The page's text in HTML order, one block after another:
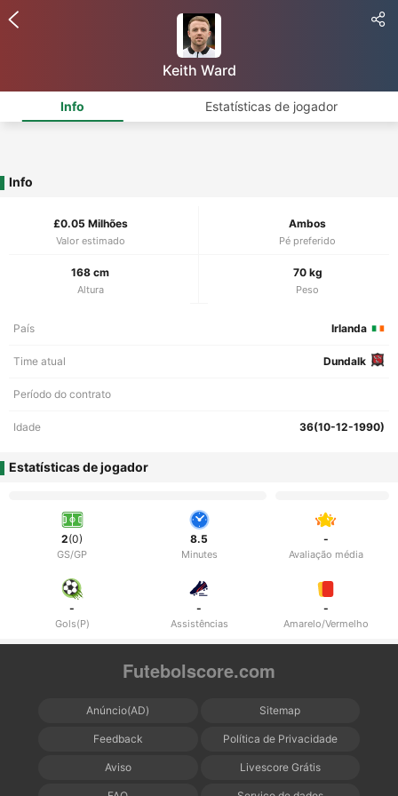
Keith Ward
Info Estatísticas de jogador
Info
£0.05 Milhões
Valor estimado
Ambos
Pé preferido
168 cm
Altura
70 kg
Peso
País Irlanda
Time atual Dundalk
Período do contrato
Idade 36(10-12-1990)
Estatísticas de jogador
2(0)
GS/GP
8.5
Minutes
-
Avaliação média
-
Gols(P)
-
Assistências
-
Amarelo/Vermelho
Futebolscore.com
Anúncio(AD) Sitemap
Feedback Política de Privacidade
Aviso Livescore Grátis